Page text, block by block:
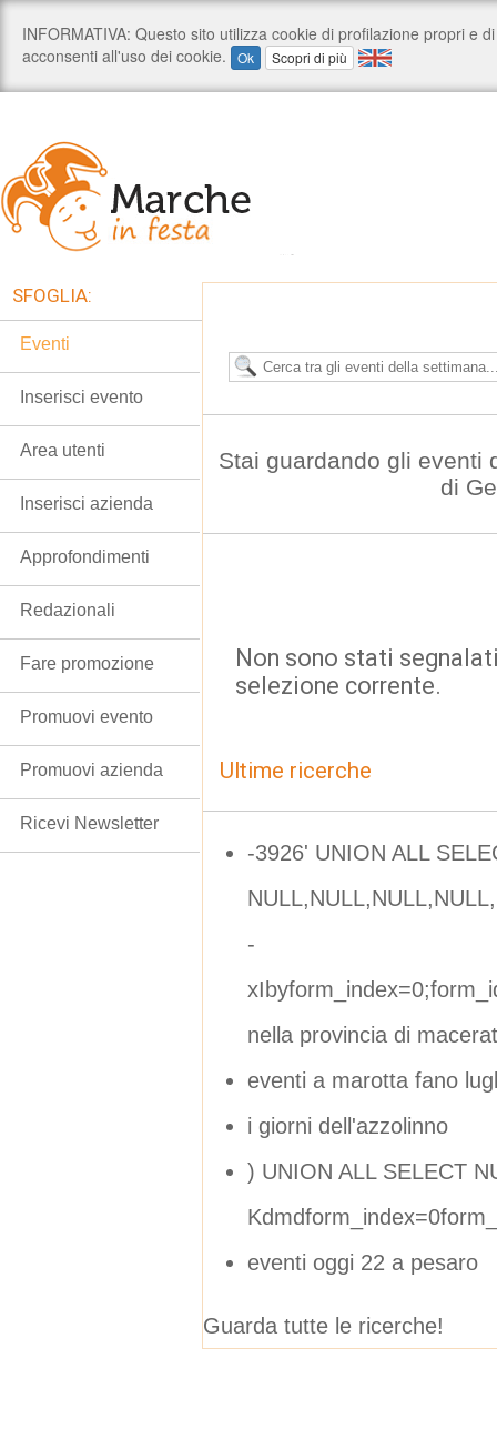
Stai guardando gli eventi
di
Non sono stati
selezione corrente.
Ultime ricerche
-3926' UNION ALL
-
nella provincia di
eventi a marotta fano
i giorni dell'azzolinno
) UNION ALL SELECT
eventi oggi 22 a pesaro
Guarda tutte le ricerche!
SFOGLIA:
Eventi
Inserisci evento
Area utenti
Inserisci azienda
Approfondimenti
Redazionali
Fare promozione
Promuovi evento
Promuovi azienda
Ricevi Newsletter